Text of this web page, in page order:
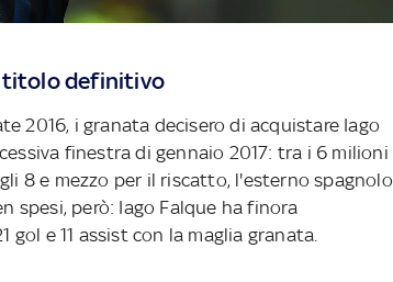
titolo definitivo
2016, i granata decisero di acquistare Iago
finestra di gennaio 2017: tra i 6 milioni
8 e mezzo per il riscatto, l'esterno spagnolo
spesi, però: Iago Falque ha finora
e 11 assist con la maglia granata.